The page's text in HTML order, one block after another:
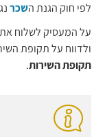
לפי חוק הגנת השכר
על המעסיק לשלוח את
ולדווח על תקופת
תקופת השירות.